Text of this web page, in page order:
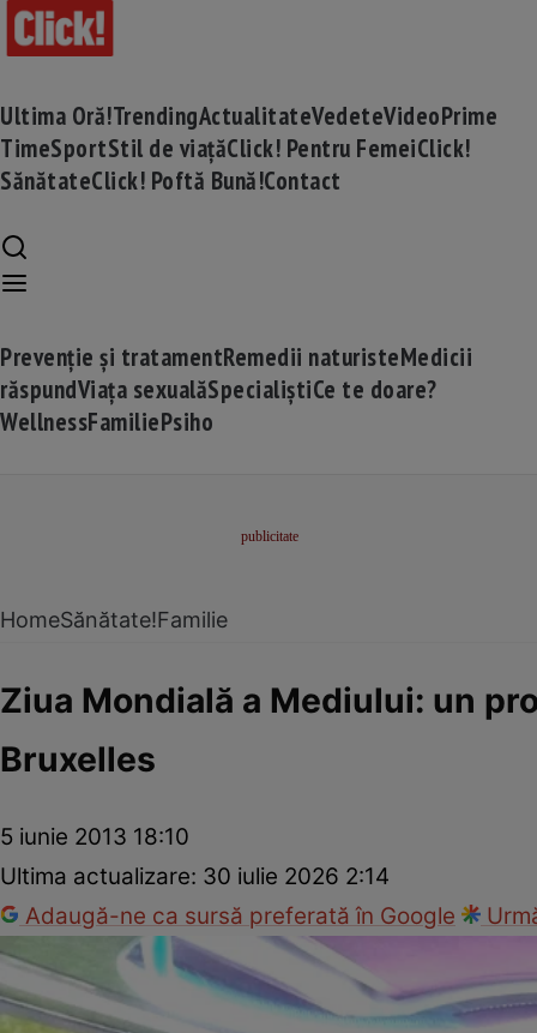
Ultima Oră!TrendingActualitateVedeteVideoPrime
TimeSportStil de viațăClick! Pentru FemeiClick!
SănătateClick! Poftă Bună!Contact
Prevenție și tratamentRemedii naturisteMedicii
răspundViața sexualăSpecialiștiCe te doare?
WellnessFamiliePsiho
HomeSănătate!Familie
Ziua Mondială a Mediului: un
Bruxelles
5 iunie 2013 18:10
Ultima actualizare: 30 iulie 2026 2:14
Adaugă-ne ca sursă preferată în Google